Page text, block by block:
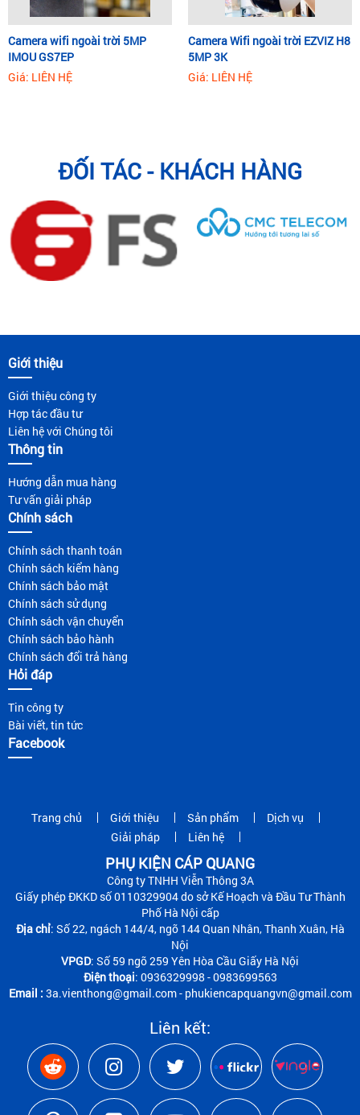
Camera wifi ngoài trời 5MP
IMOU GS7EP
Giá: LIÊN HỆ
Camera Wifi ngoài trời EZVIZ H8
5MP 3K
Giá: LIÊN HỆ
ĐỐI TÁC - KHÁCH HÀNG
Giới thiệu
Giới thiệu công ty
Hợp tác đầu tư
Liên hệ với Chúng tôi
Thông tin
Hướng dẫn mua hàng
Tư vấn giải pháp
Chính sách
Chính sách thanh toán
Chính sách kiểm hàng
Chính sách bảo mật
Chính sách sử dụng
Chính sách vận chuyển
Chính sách bảo hành
Chính sách đổi trả hàng
Hỏi đáp
Tin công ty
Bài viết, tin tức
Facebook
Trang chủ Giới thiệu Sản phẩm
Dịch vụ
Giải pháp
Liên hệ
PHỤ KIỆN CÁP QUANG
Công ty TNHH Viễn Thông 3A
Giấy phép ĐKKD số 0110329904 do sở Kế Hoạch và Đầu Tư Thành
Phố Hà Nội cấp
Địa chỉ: Số 22, ngách 144/4, ngõ 144 Quan Nhân, Thanh Xuân, Hà
Nội
VPGD: Số 59 ngõ 259 Yên Hòa Cầu Giấy Hà Nội
Điện thoại: 0936329998 - 0983699563
Email : 3a.vienthong@gmail.com - phukiencapquangvn@gmail.com
Liên kết: